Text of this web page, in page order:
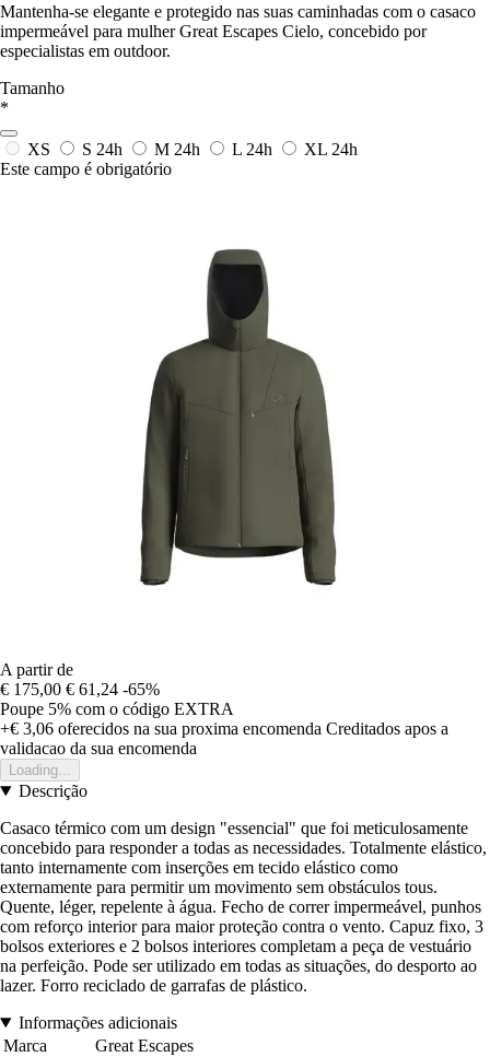
Mantenha-se elegante e protegido nas suas caminhadas com o casaco
impermeável para mulher Great Escapes Cielo, concebido por
especialistas em outdoor.
Tamanho
*
XS S 24h M 24h L 24h XL 24h
Este campo é obrigatório
A partir de
€ 175,00 € 61,24 -65%
Poupe 5% com o código EXTRA
+€ 3,06 oferecidos na sua proxima encomenda Creditados apos a
validacao da sua encomenda
Loading...
Descrição
Casaco térmico com um design "essencial" que foi meticulosamente
concebido para responder a todas as necessidades. Totalmente elástico,
tanto internamente com inserções em tecido elástico como
externamente para permitir um movimento sem obstáculos tous.
Quente, léger, repelente à água. Fecho de correr impermeável, punhos
com reforço interior para maior proteção contra o vento. Capuz fixo, 3
bolsos exteriores e 2 bolsos interiores completam a peça de vestuário
na perfeição. Pode ser utilizado em todas as situações, do desporto ao
lazer. Forro reciclado de garrafas de plástico.
Informações adicionais
Marca
Great Escapes